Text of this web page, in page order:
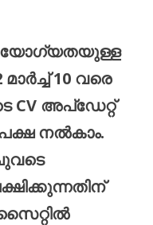
യോഗ്യതയുള്ള
മാർച്ച്10 വരെ
CV അപ്ഡേറ്റ്
നൽകാം.